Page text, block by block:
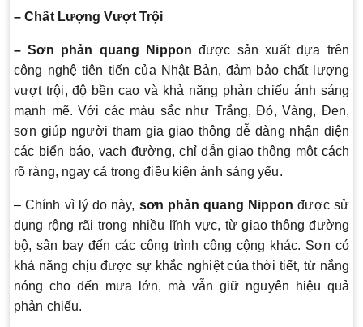
– Chất Lượng Vượt Trội
– Sơn phản quang Nippon được sản xuất dựa trên
công nghệ tiên tiến của Nhật Bản, đảm bảo chất lượng
vượt trội, độ bền cao và khả năng phản chiếu ánh sáng
mạnh mẽ. Với các màu sắc như Trắng, Đỏ, Vàng, Đen,
sơn giúp người tham gia giao thông dễ dàng nhận diện
các biển báo, vạch đường, chỉ dẫn giao thông một cách
rõ ràng, ngay cả trong điều kiện ánh sáng yếu.
– Chính vì lý do này, sơn phản quang Nippon được sử
dụng rộng rãi trong nhiều lĩnh vực, từ giao thông đường
bộ, sân bay đến các công trình công cộng khác. Sơn có
khả năng chịu được sự khắc nghiệt của thời tiết, từ nắng
nóng cho đến mưa lớn, mà vẫn giữ nguyên hiệu quả
phản chiếu.